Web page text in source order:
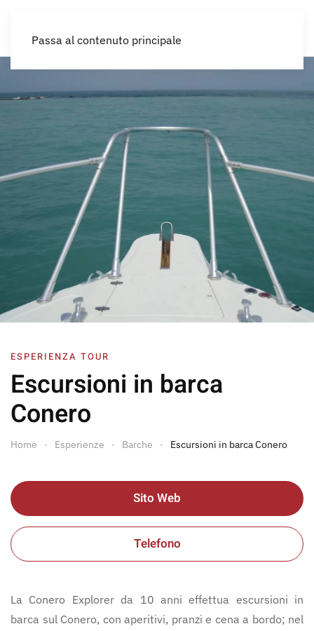
Passa al contenuto principale
ESPERIENZA TOUR
Escursioni in barca
Conero
Home Esperienze Barche Escursioni in barca Conero
Sito Web
Telefono
La Conero Explorer da 10 anni effettua escursioni in
barca sul Conero, con aperitivi, pranzi e cena a bordo; nel